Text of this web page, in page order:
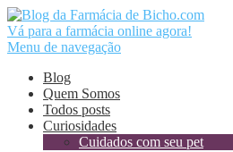
Vá para a farmácia online agora!
Menu de navegação
Blog
Quem Somos
Todos posts
Curiosidades
Cuidados com seu pet